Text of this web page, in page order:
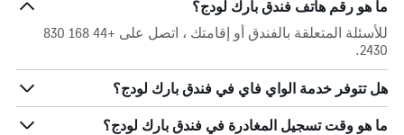
ما هو رقم هاتف فندق بارك لودج؟
للأسئلة المتعلقة بالفندق أو إقامتك ، اتصل على +44 168 830
2430.
هل تتوفر خدمة الواي فاي في فندق بارك لودج؟
ما هو وقت تسجيل المغادرة في فندق بارك لودج؟